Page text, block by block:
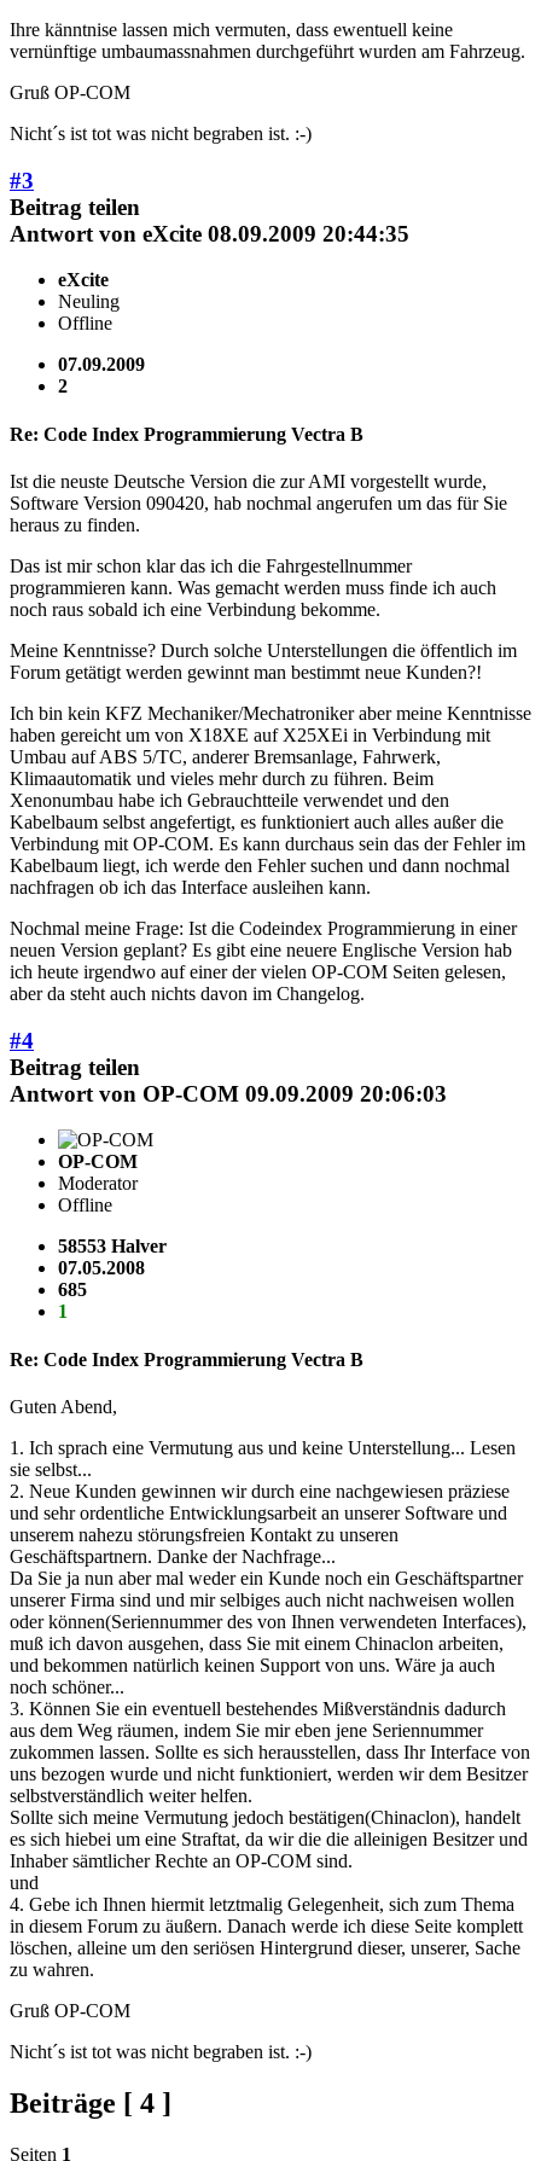
Ihre känntnise lassen mich vermuten, dass ewentuell keine
vernünftige umbaumassnahmen durchgeführt wurden am Fahrzeug.
Gruß OP-COM
Nicht´s ist tot was nicht begraben ist. :-)
#3
Beitrag teilen
Antwort von eXcite 08.09.2009 20:44:35
eXcite
Neuling
Offline
07.09.2009
2
Re: Code Index Programmierung Vectra B
Ist die neuste Deutsche Version die zur AMI vorgestellt wurde,
Software Version 090420, hab nochmal angerufen um das für Sie
heraus zu finden.
Das ist mir schon klar das ich die Fahrgestellnummer
programmieren kann. Was gemacht werden muss finde ich auch
noch raus sobald ich eine Verbindung bekomme.
Meine Kenntnisse? Durch solche Unterstellungen die öffentlich im
Forum getätigt werden gewinnt man bestimmt neue Kunden?!
Ich bin kein KFZ Mechaniker/Mechatroniker aber meine Kenntnisse
haben gereicht um von X18XE auf X25XEi in Verbindung mit
Umbau auf ABS 5/TC, anderer Bremsanlage, Fahrwerk,
Klimaautomatik und vieles mehr durch zu führen. Beim
Xenonumbau habe ich Gebrauchtteile verwendet und den
Kabelbaum selbst angefertigt, es funktioniert auch alles außer die
Verbindung mit OP-COM. Es kann durchaus sein das der Fehler im
Kabelbaum liegt, ich werde den Fehler suchen und dann nochmal
nachfragen ob ich das Interface ausleihen kann.
Nochmal meine Frage: Ist die Codeindex Programmierung in einer
neuen Version geplant? Es gibt eine neuere Englische Version hab
ich heute irgendwo auf einer der vielen OP-COM Seiten gelesen,
aber da steht auch nichts davon im Changelog.
#4
Beitrag teilen
Antwort von OP-COM 09.09.2009 20:06:03
OP-COM
Moderator
Offline
58553 Halver
07.05.2008
685
1
Re: Code Index Programmierung Vectra B
Guten Abend,
1. Ich sprach eine Vermutung aus und keine Unterstellung... Lesen
sie selbst...
2. Neue Kunden gewinnen wir durch eine nachgewiesen präziese
und sehr ordentliche Entwicklungsarbeit an unserer Software und
unserem nahezu störungsfreien Kontakt zu unseren
Geschäftspartnern. Danke der Nachfrage...
Da Sie ja nun aber mal weder ein Kunde noch ein Geschäftspartner
unserer Firma sind und mir selbiges auch nicht nachweisen wollen
oder können(Seriennummer des von Ihnen verwendeten Interfaces),
muß ich davon ausgehen, dass Sie mit einem Chinaclon arbeiten,
und bekommen natürlich keinen Support von uns. Wäre ja auch
noch schöner...
3. Können Sie ein eventuell bestehendes Mißverständnis dadurch
aus dem Weg räumen, indem Sie mir eben jene Seriennummer
zukommen lassen. Sollte es sich herausstellen, dass Ihr Interface von
uns bezogen wurde und nicht funktioniert, werden wir dem Besitzer
selbstverständlich weiter helfen.
Sollte sich meine Vermutung jedoch bestätigen(Chinaclon), handelt
es sich hiebei um eine Straftat, da wir die die alleinigen Besitzer und
Inhaber sämtlicher Rechte an OP-COM sind.
und
4. Gebe ich Ihnen hiermit letztmalig Gelegenheit, sich zum Thema
in diesem Forum zu äußern. Danach werde ich diese Seite komplett
löschen, alleine um den seriösen Hintergrund dieser, unserer, Sache
zu wahren.
Gruß OP-COM
Nicht´s ist tot was nicht begraben ist. :-)
Beiträge [ 4 ]
Seiten 1